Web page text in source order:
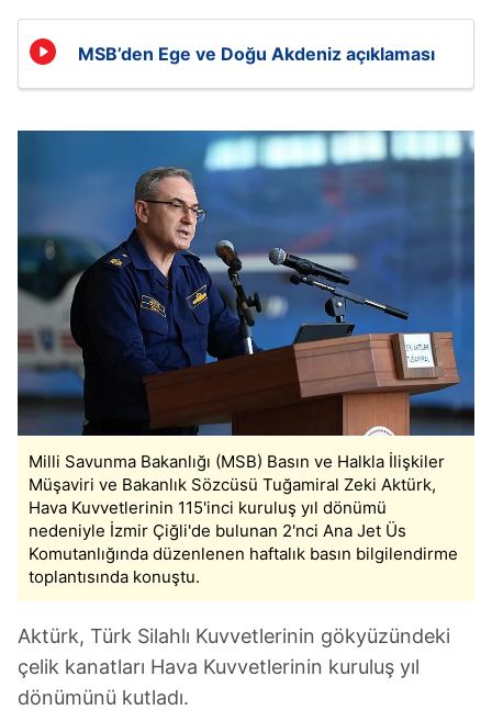
MSB’den Ege ve Doğu Akdeniz açıklaması
Milli Savunma Bakanlığı (MSB) Basın ve Halkla İlişkiler
Müşaviri ve Bakanlık Sözcüsü Tuğamiral Zeki Aktürk,
Hava Kuvvetlerinin 115'inci kuruluş yıl dönümü
nedeniyle İzmir Çiğli'de bulunan 2'nci Ana Jet Üs
Komutanlığında düzenlenen haftalık basın bilgilendirme
toplantısında konuştu.
Aktürk, Türk Silahlı Kuvvetlerinin gökyüzündeki
çelik kanatları Hava Kuvvetlerinin kuruluş yıl
dönümünü kutladı.